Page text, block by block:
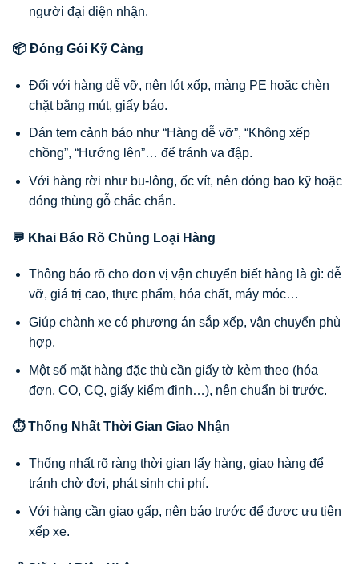
người đại diện nhận.
📦 Đóng Gói Kỹ Càng
Đối với hàng dễ vỡ, nên lót xốp, màng PE hoặc chèn
chặt bằng mút, giấy báo.
Dán tem cảnh báo như “Hàng dễ vỡ”, “Không xếp
chồng”, “Hướng lên”… để tránh va đập.
Với hàng rời như bu-lông, ốc vít, nên đóng bao kỹ hoặc
đóng thùng gỗ chắc chắn.
💬 Khai Báo Rõ Chủng Loại Hàng
Thông báo rõ cho đơn vị vận chuyển biết hàng là gì: dễ
vỡ, giá trị cao, thực phẩm, hóa chất, máy móc…
Giúp chành xe có phương án sắp xếp, vận chuyển phù
hợp.
Một số mặt hàng đặc thù cần giấy tờ kèm theo (hóa
đơn, CO, CQ, giấy kiểm định…), nên chuẩn bị trước.
⏱ Thống Nhất Thời Gian Giao Nhận
Thống nhất rõ ràng thời gian lấy hàng, giao hàng để
tránh chờ đợi, phát sinh chi phí.
Với hàng cần giao gấp, nên báo trước để được ưu tiên
xếp xe.